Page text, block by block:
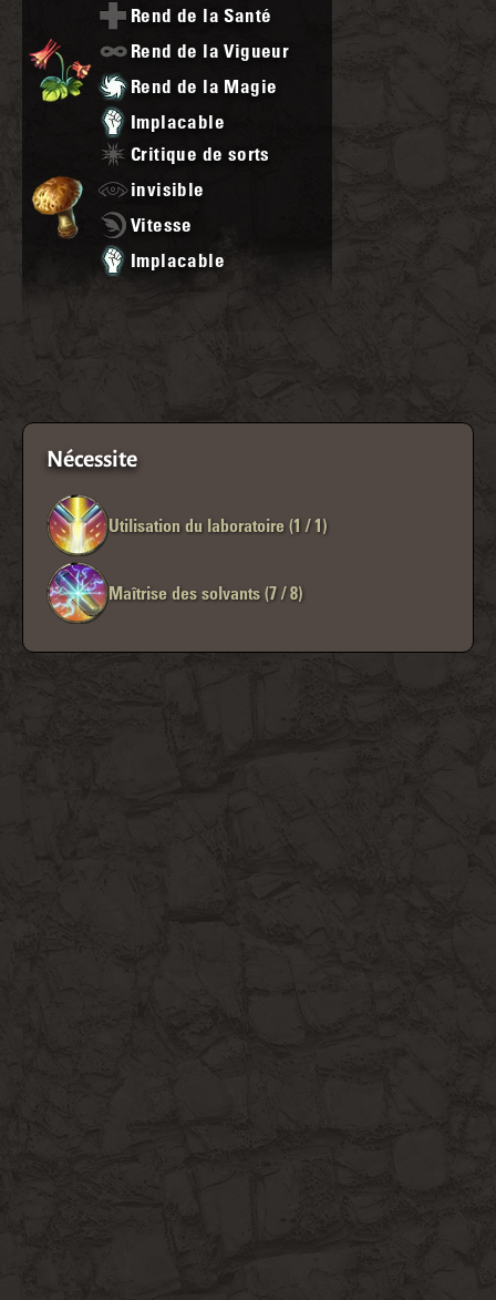
Rend de la Santé
Rend de la Vigueur
Rend de la Magie
Implacable
Critique de sorts
invisible
Vitesse
Implacable
Nécessite
Utilisation du laboratoire (1 / 1)
Maîtrise des solvants (7 / 8)